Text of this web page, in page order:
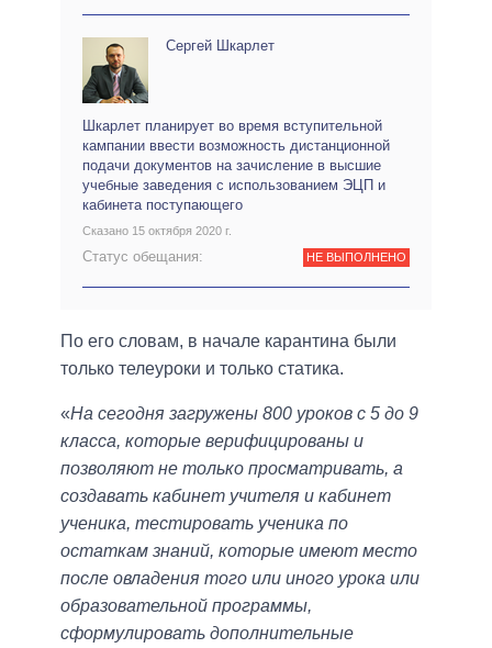
Сергей Шкарлет
Шкарлет планирует во время вступительной
кампании ввести возможность дистанционной
подачи документов на зачисление в высшие
учебные заведения с использованием ЭЦП и
кабинета поступающего
Сказано 15 октября 2020 г.
Статус обещания: НЕ ВЫПОЛНЕНО
По его словам, в начале карантина были
только телеуроки и только статика.
«На сегодня загружены 800 уроков с 5 до 9
класса, которые верифицированы и
позволяют не только просматривать, а
создавать кабинет учителя и кабинет
ученика, тестировать ученика по
остаткам знаний, которые имеют место
после овладения того или иного урока или
образовательной программы,
сформулировать дополнительные